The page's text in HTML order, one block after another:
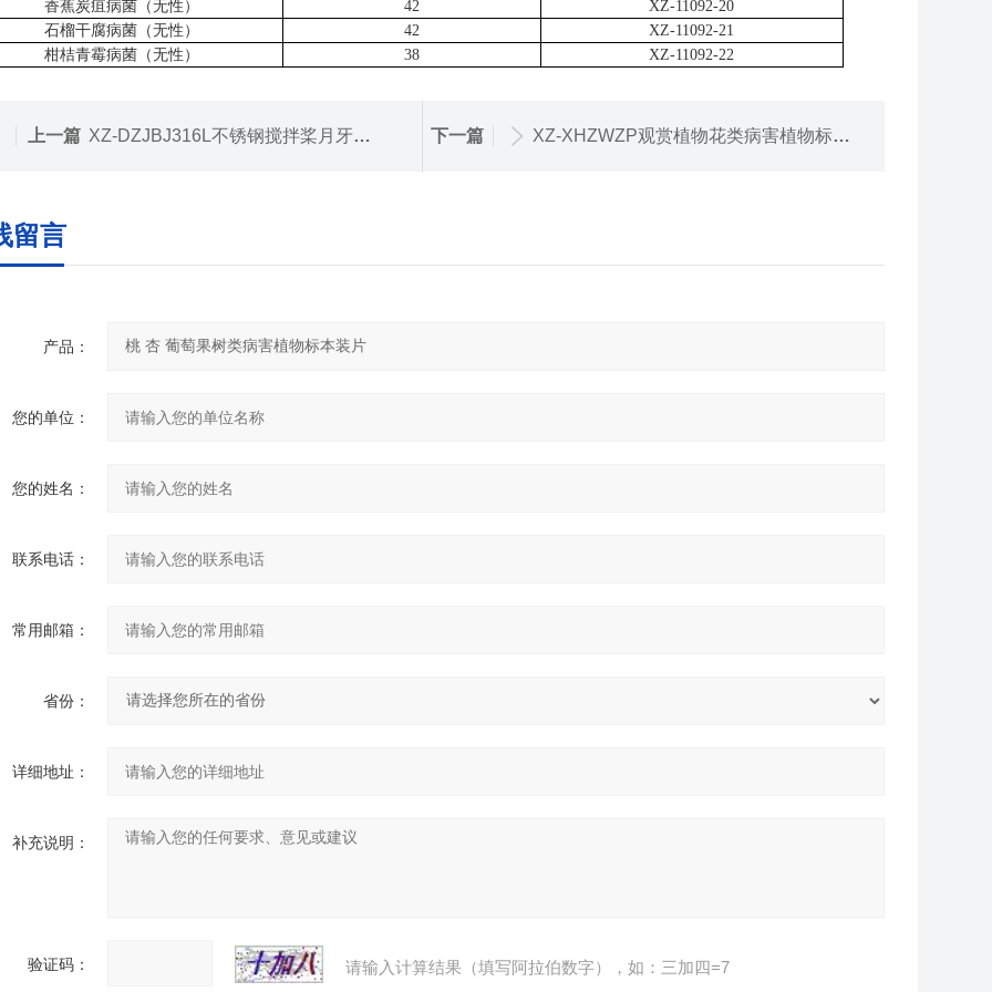
香蕉炭疽病菌（无性） 42
XZ-11092-20
石榴干腐病菌（无性）
42
XZ-11092-21
柑桔青霉病菌（无性）
38 XZ-11092-22
上一篇 XZ-DZJBJ316L不锈钢搅拌桨月牙型 可定制金属 下一篇 XZ-XHZWZP观赏植物花类病害植物标本装片
留言
产品：
您的单位：
您的姓名：
联系电话：
常用邮箱：
省份：
详细地址：
补充说明：
验证码： 请输入计算结果（填写阿拉伯数字），如：三加四=7